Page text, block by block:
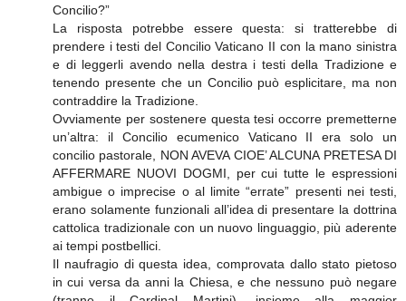
Concilio?”
La risposta potrebbe essere questa: si tratterebbe di
prendere i testi del Concilio Vaticano II con la mano sinistra
e di leggerli avendo nella destra i testi della Tradizione e
tenendo presente che un Concilio può esplicitare, ma non
contraddire la Tradizione.
Ovviamente per sostenere questa tesi occorre premetterne
un’altra: il Concilio ecumenico Vaticano II era solo un
concilio pastorale, NON AVEVA CIOE’ ALCUNA PRETESA DI
AFFERMARE NUOVI DOGMI, per cui tutte le espressioni
ambigue o imprecise o al limite “errate” presenti nei testi,
erano solamente funzionali all’idea di presentare la dottrina
cattolica tradizionale con un nuovo linguaggio, più aderente
ai tempi postbellici.
Il naufragio di questa idea, comprovata dallo stato pietoso
in cui versa da anni la Chiesa, e che nessuno può negare